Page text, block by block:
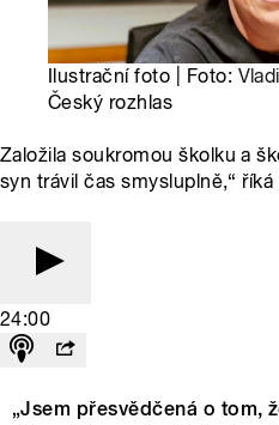
Ilustrační foto | Foto:
Český rozhlas
Založila soukromou školku a
syn trávil čas smysluplně,“ říká
24:00
„Jsem přesvědčená o tom,